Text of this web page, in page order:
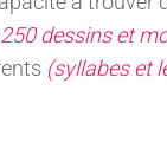
dessins et
(syllabes et